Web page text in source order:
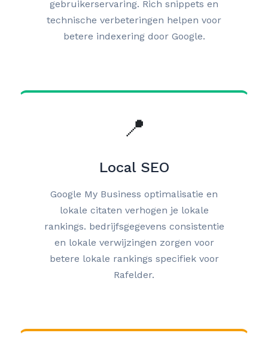
gebruikerservaring. Rich snippets en
technische verbeteringen helpen voor
betere indexering door Google.
📍
Local SEO
Google My Business optimalisatie en
lokale citaten verhogen je lokale
rankings. bedrijfsgegevens consistentie
en lokale verwijzingen zorgen voor
betere lokale rankings specifiek voor
Rafelder.